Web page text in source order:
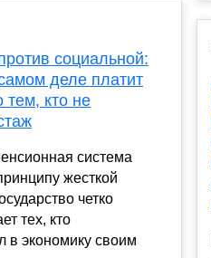
социальной:
деле платит
тем, кто не
система
жесткой
четко
тех, кто
в экономику своим